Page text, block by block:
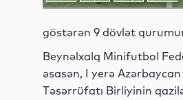
göstərən 9 dövlət
Beynəlxalq Minifutbol
əsasən, I yerə
Təsərrüfatı Birliyinin